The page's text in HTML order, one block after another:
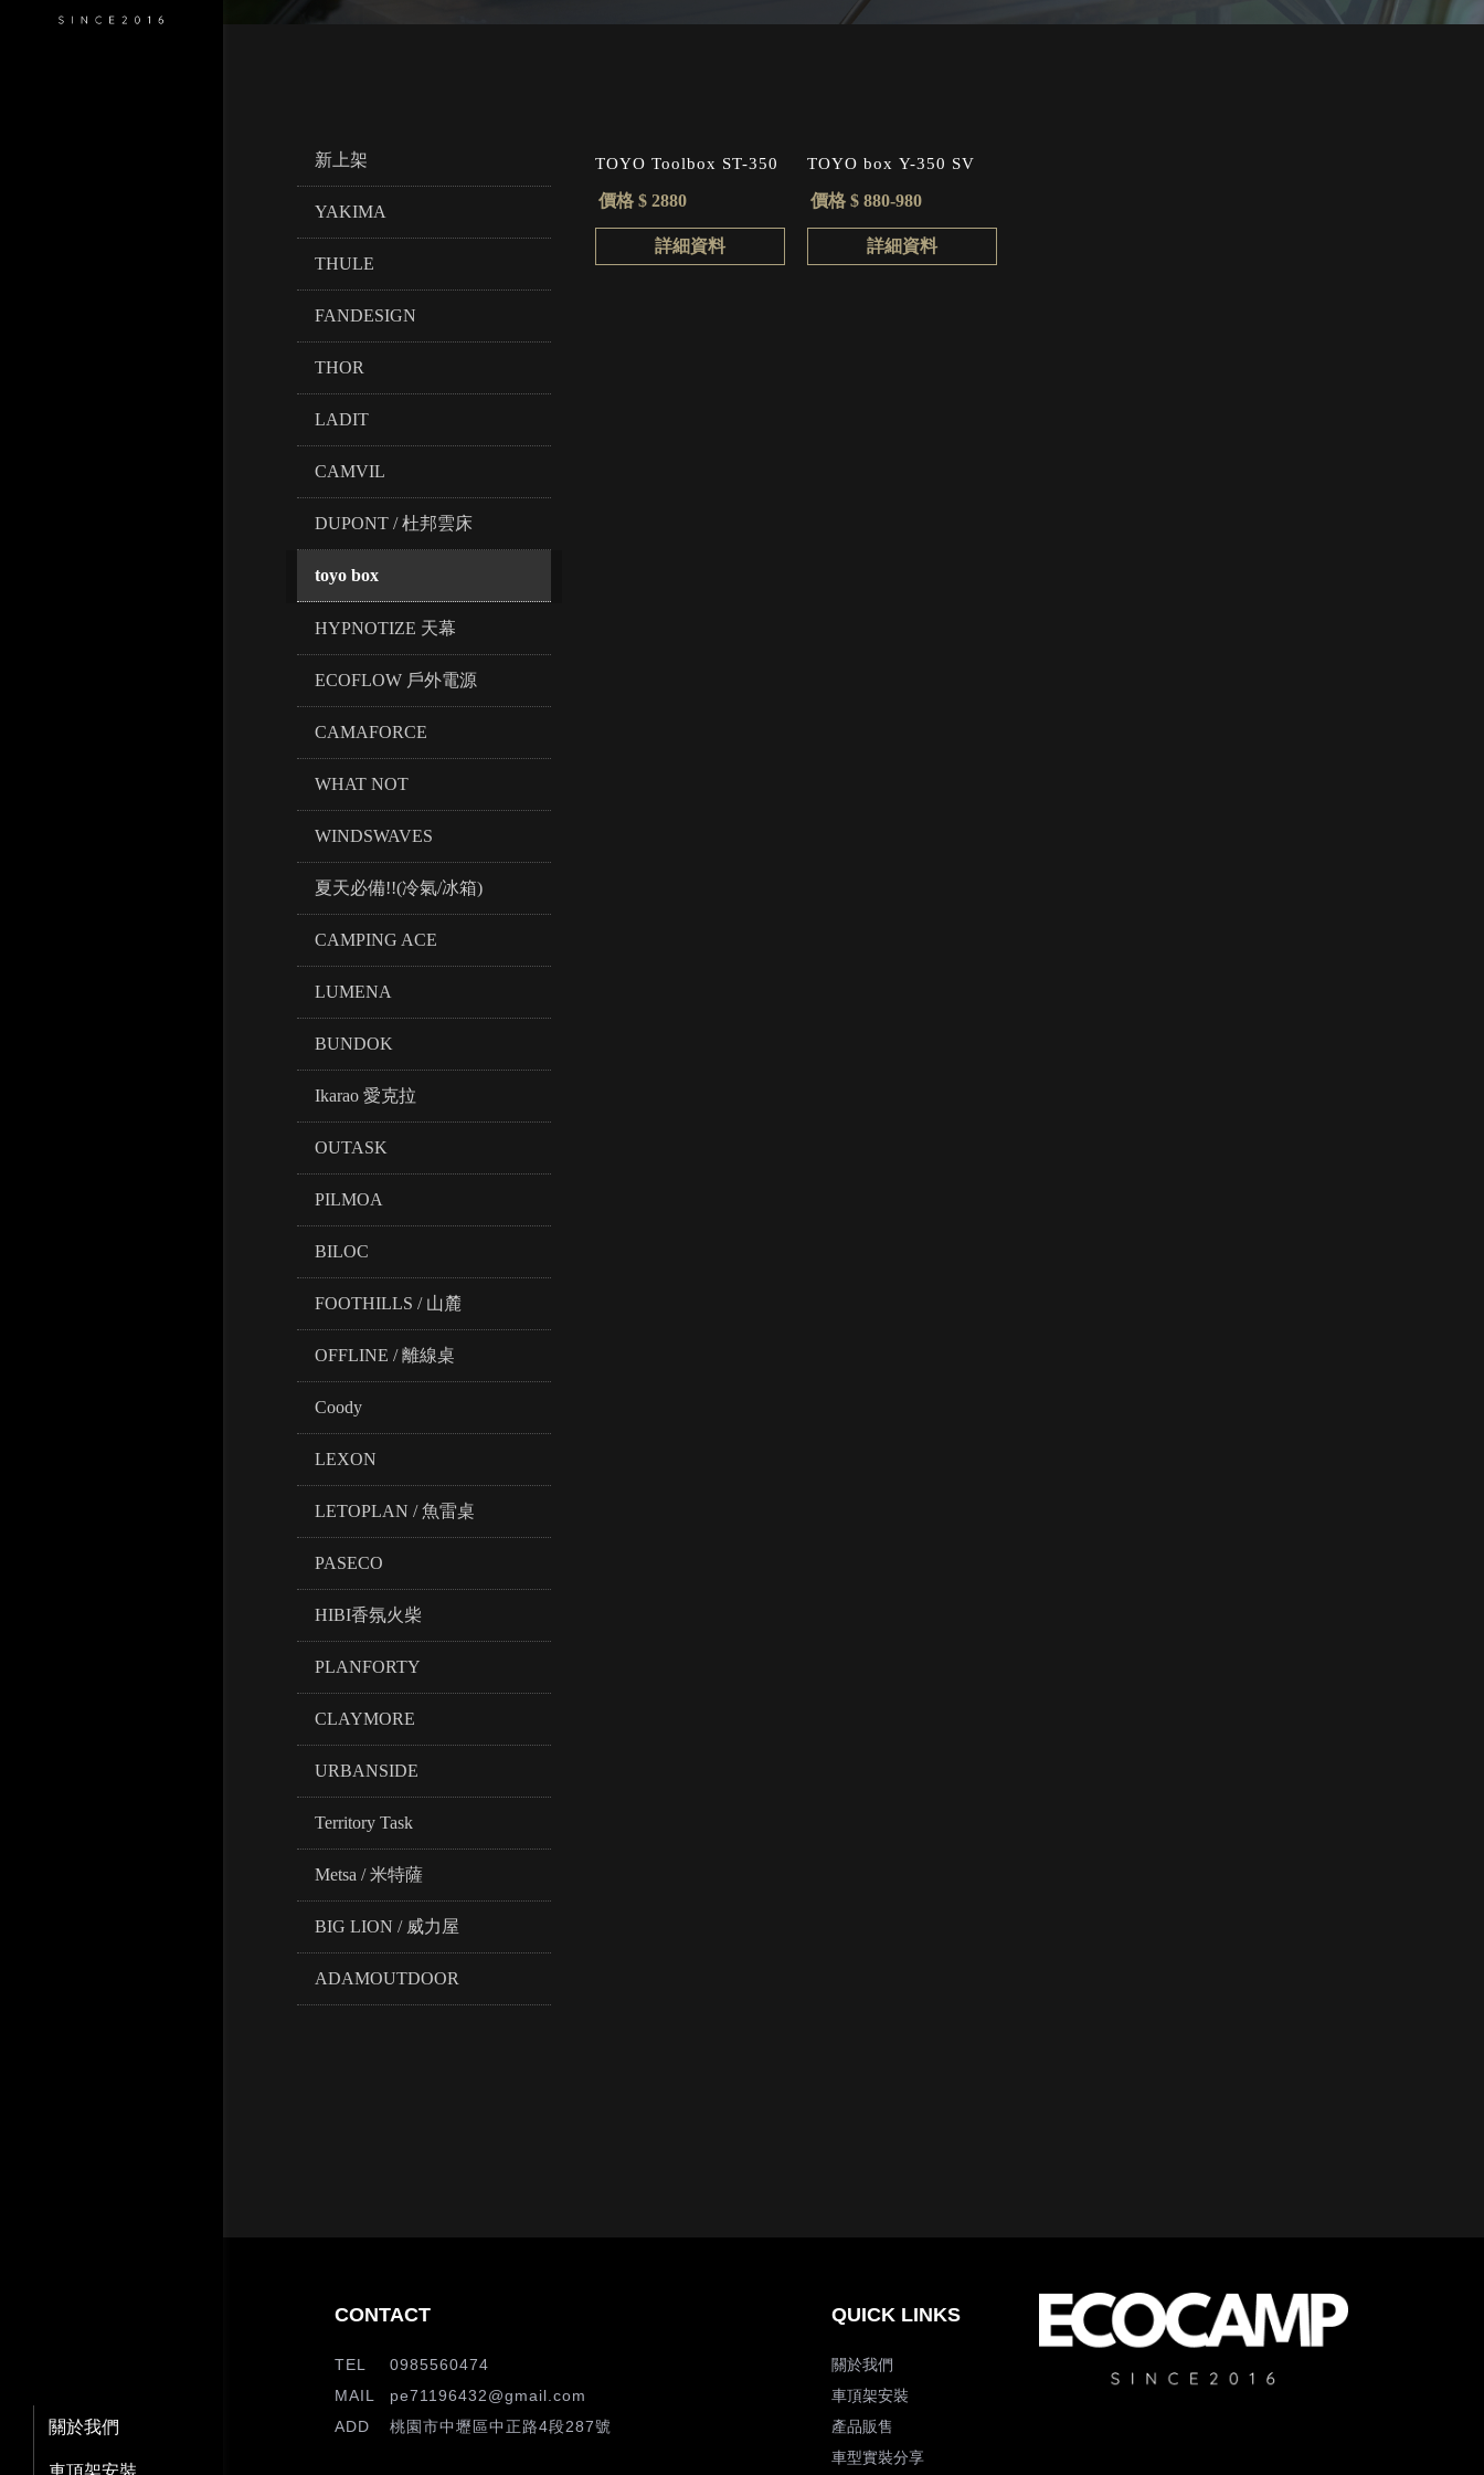
關於我們
車頂架安裝
新上架
YAKIMA
THULE
FANDESIGN
THOR
LADIT
CAMVIL
DUPONT / 杜邦雲床
toyo box
HYPNOTIZE 天幕
ECOFLOW 戶外電源
CAMAFORCE
WHAT NOT
WINDSWAVES
夏天必備!!(冷氣/冰箱)
CAMPING ACE
LUMENA
BUNDOK
Ikarao 愛克拉
OUTASK
PILMOA
BILOC
FOOTHILLS / 山麓
OFFLINE / 離線桌
Coody
LEXON
LETOPLAN / 魚雷桌
PASECO
HIBI香氛火柴
PLANFORTY
CLAYMORE
URBANSIDE
Territory Task
Metsa / 米特薩
BIG LION / 威力屋
ADAMOUTDOOR
TOYO Toolbox ST-350
價格 $ 2880
詳細資料
TOYO box Y-350 SV
價格 $ 880-980
詳細資料
0985560474
pe71196432@gmail.com
桃園市中壢區中正路4段287號
關於我們
車頂架安裝
產品販售
車型實裝分享